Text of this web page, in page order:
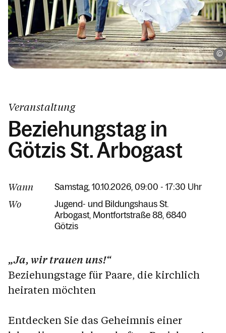
Getrennt.Leben
Veranstaltung
Beziehungstag in
Götzis St. Arbogast
Wann Samstag, 10.10.2026, 09:00 - 17:30 Uhr
Wo
Jugend- und Bildungshaus St.
Arbogast Montfortstraße 88 6840
Götzis
„Ja, wir trauen uns!“
Beziehungstage für Paare, die kirchlich
heiraten möchten
Entdecken Sie das Geheimnis einer